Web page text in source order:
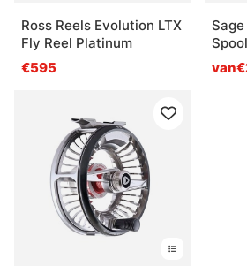
Ross Reels Evolution LTX
Fly Reel Platinum
€595